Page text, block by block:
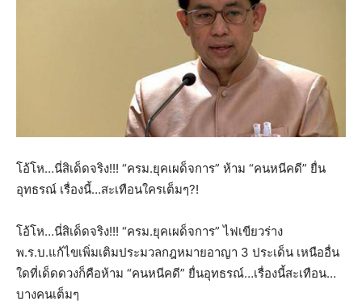
โอ้โห…นี่สิเด็ดจริง!!! “ครม.ยุคเผด็จการ” ห้าม “คนหนีคดี” ยื่น
อุทธรณ์ เรื่องนี้…สะเทือนใครเต็มๆ?!
โอ้โห…นี่สิเด็ดจริง!!! “ครม.ยุคเผด็จการ” ไฟเขียวร่าง
พ.ร.บ.แก้ไขเพิ่มเติมประมวลกฎหมายอาญา 3 ประเด็น เหนืออื่น
ใดที่เด็ดดวงก็คือห้าม “คนหนีคดี” ยื่นอุทธรณ์…เรื่องนี้สะเทือน…
บางคนเต็มๆ